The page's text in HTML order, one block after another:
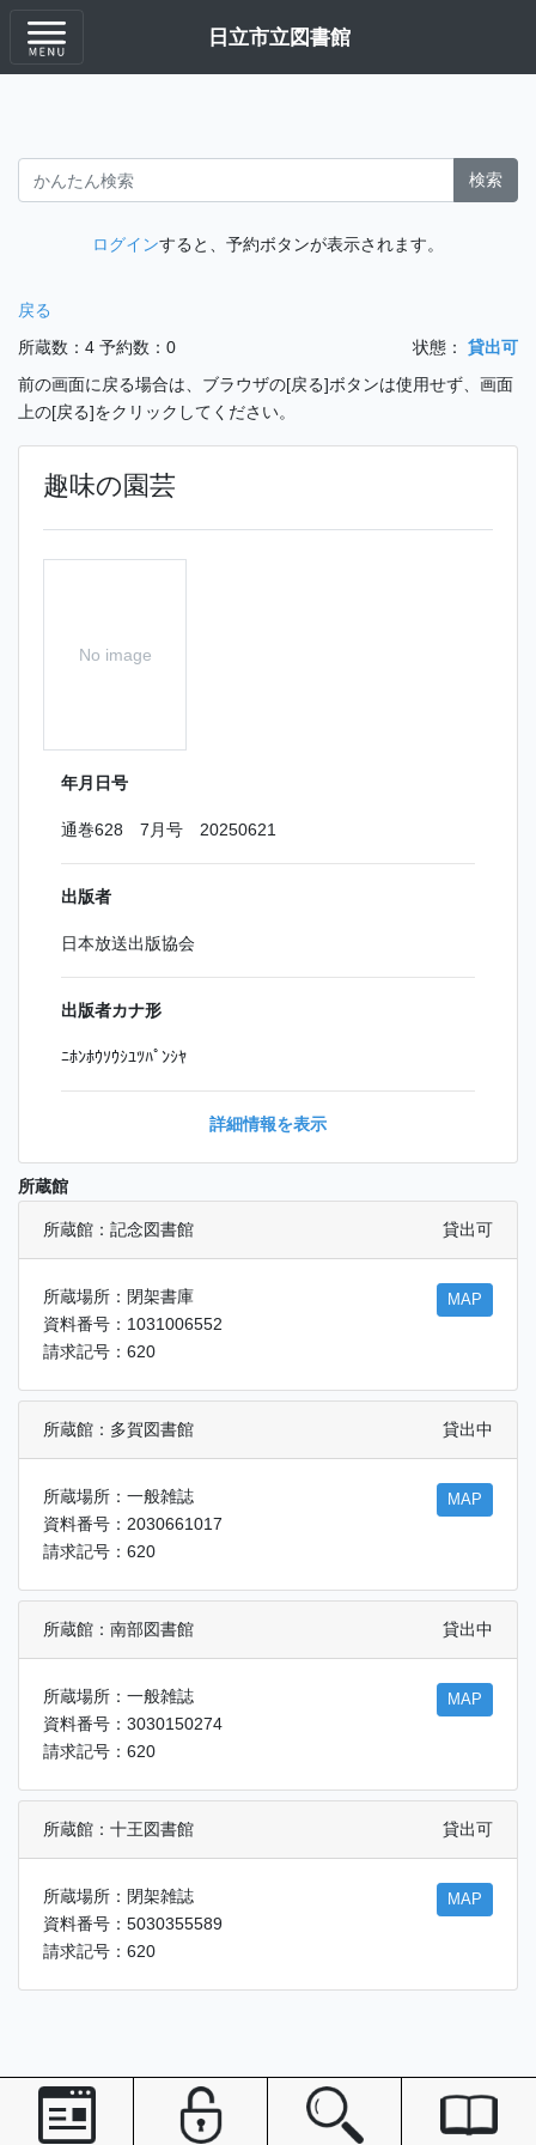
日立市立図書館
検索
ログインすると、予約ボタンが表示されます。
戻る
所蔵数：4 予約数：0 状態：
貸出可
前の画面に戻る場合は、ブラウザの[戻る]ボタンは使用せず、画面
上の[戻る]をクリックしてください。
趣味の園芸
No image
年月日号
通巻628 7月号 20250621
出版者
日本放送出版協会
出版者カナ形
ﾆﾎﾝﾎｳｿｳｼﾕﾂﾊﾟﾝｼﾔ
詳細情報を表示
所蔵館
所蔵館：記念図書館 貸出可
所蔵場所：閉架書庫
資料番号：1031006552
請求記号：620
MAP
所蔵館：多賀図書館 貸出中
所蔵場所：一般雑誌
資料番号：2030661017
請求記号：620
MAP
所蔵館：南部図書館 貸出中
所蔵場所：一般雑誌
資料番号：3030150274
請求記号：620
MAP
所蔵館：十王図書館 貸出可
所蔵場所：閉架雑誌
資料番号：5030355589
請求記号：620
MAP